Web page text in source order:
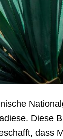
Diese
dass